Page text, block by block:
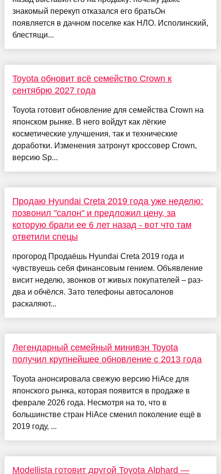
знакомый перекуп отказался его братьОн
появляется в дачном поселке как НЛО. Исполинский,
блестящи...
Toyota обновит всё семейство Crown к
сентябрю 2027 года
Toyota готовит обновление для семейства Crown на
японском рынке. В него войдут как лёгкие
косметические улучшения, так и технические
доработки. Изменения затронут кроссовер Crown,
версию Sp...
Продаю Hyundai Creta 2019 года уже неделю:
позвонил "салон" и предложил цену, за
которую брали ее 6 лет назад - вот что там
ответили спецы
прогород Продаёшь Hyundai Creta 2019 года и
чувствуешь себя финансовым гением. Объявление
висит неделю, звонков от живых покупателей – раз-
два и обчёлся. Зато телефоны автосалонов
раскаляют...
Легендарный семейный минивэн Toyota
получил крупнейшее обновление с 2013 года
Toyota анонсировала свежую версию HiAce для
японского рынка, которая появится в продаже в
феврале 2026 года. Несмотря на то, что в
большинстве стран HiAce сменил поколение ещё в
2019 году, ...
Modellista готовит другой Toyota Alphard —